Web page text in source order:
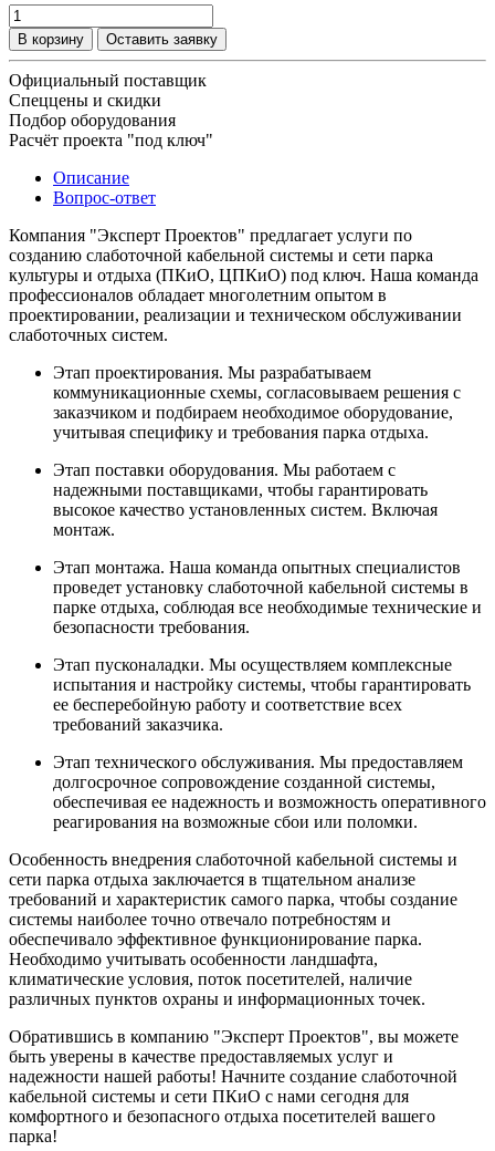
В корзину Оставить заявку
Официальный поставщик
Спеццены и скидки
Подбор оборудования
Расчёт проекта "под ключ"
Описание
Вопрос-ответ
Компания "Эксперт Проектов" предлагает услуги по
созданию слаботочной кабельной системы и сети парка
культуры и отдыха (ПКиО, ЦПКиО) под ключ. Наша команда
профессионалов обладает многолетним опытом в
проектировании, реализации и техническом обслуживании
слаботочных систем.
Этап проектирования. Мы разрабатываем
коммуникационные схемы, согласовываем решения с
заказчиком и подбираем необходимое оборудование,
учитывая специфику и требования парка отдыха.
Этап поставки оборудования. Мы работаем с
надежными поставщиками, чтобы гарантировать
высокое качество установленных систем. Включая
монтаж.
Этап монтажа. Наша команда опытных специалистов
проведет установку слаботочной кабельной системы в
парке отдыха, соблюдая все необходимые технические и
безопасности требования.
Этап пусконаладки. Мы осуществляем комплексные
испытания и настройку системы, чтобы гарантировать
ее бесперебойную работу и соответствие всех
требований заказчика.
Этап технического обслуживания. Мы предоставляем
долгосрочное сопровождение созданной системы,
обеспечивая ее надежность и возможность оперативного
реагирования на возможные сбои или поломки.
Особенность внедрения слаботочной кабельной системы и
сети парка отдыха заключается в тщательном анализе
требований и характеристик самого парка, чтобы создание
системы наиболее точно отвечало потребностям и
обеспечивало эффективное функционирование парка.
Необходимо учитывать особенности ландшафта,
климатические условия, поток посетителей, наличие
различных пунктов охраны и информационных точек.
Обратившись в компанию "Эксперт Проектов", вы можете
быть уверены в качестве предоставляемых услуг и
надежности нашей работы! Начните создание слаботочной
кабельной системы и сети ПКиО с нами сегодня для
комфортного и безопасного отдыха посетителей вашего
парка!